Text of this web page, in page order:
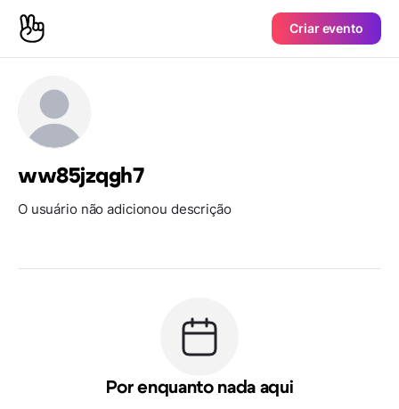
Criar evento
ww85jzqgh7
O usuário não adicionou descrição
Por enquanto nada aqui